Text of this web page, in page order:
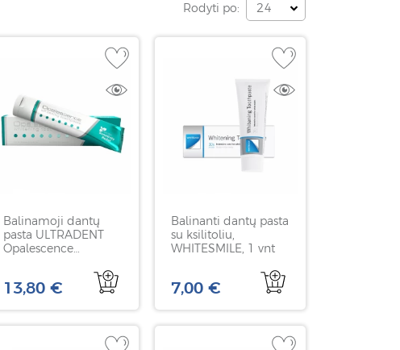
Rodyti po: 24
Balinamoji dantų
pasta ULTRADENT
Opalescence
13,80 €
Balinanti dantų pasta
su ksilitoliu,
WHITESMILE, 1 vnt
7,00 €